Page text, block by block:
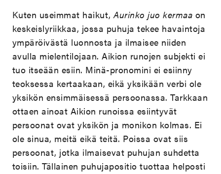
Kuten useimmat haikut,Aurinko juo kermaa on
keskeislyriikkaa, jossa puhuja tekee havaintoja
ympäröivästä luonnosta ja ilmaisee niiden
avulla mielentilojaan. Aikion runojen subjekti ei
tuo itseään esiin. Minä-pronomini ei esiinny
teoksessa kertaakaan, eikä yksikään verbi ole
yksikön ensimmäisessä persoonassa. Tarkkaan
ottaen ainoat Aikion runoissa esiintyvät
persoonat ovat yksikön ja monikon kolmas. Ei
ole sinua, meitä eikä teitä. Poissa ovat siis
persoonat, jotka ilmaisevat puhujan suhdetta
toisiin. Tällainen puhujapositio tuottaa helposti